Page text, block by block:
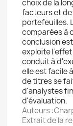
choix de la
facteurs et
portefeuilles.
comparées à
conclusion
exploite
conduit à
elle est facile
de titres se
d'analystes
d'évaluation.
Auteurs
Extrait de la